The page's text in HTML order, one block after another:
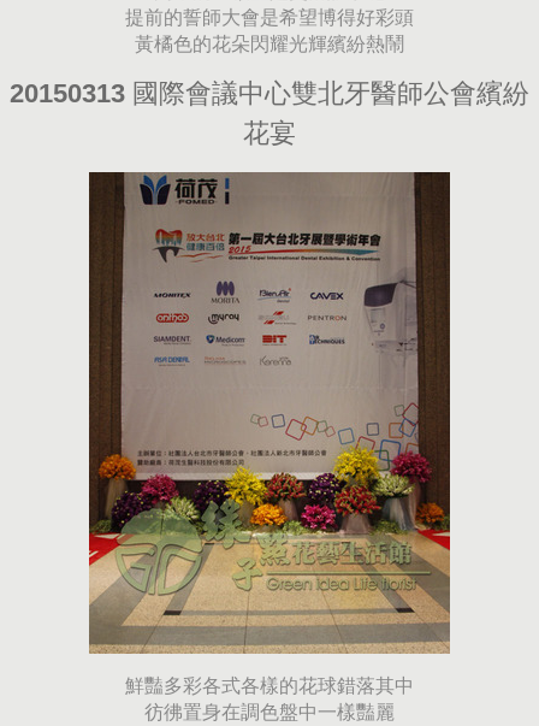
提前的誓師大會是希望博得好彩頭
黃橘色的花朵閃耀光輝繽紛熱鬧
20150313 國際會議中心雙北牙醫師公會繽紛
花宴
鮮豔多彩各式各樣的花球錯落其中
彷彿置身在調色盤中一樣豔麗